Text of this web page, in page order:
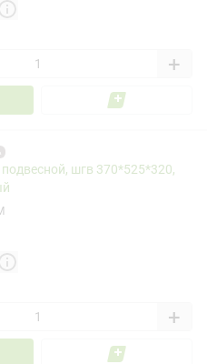
+
подвесной, шгв 370*525*320,
+